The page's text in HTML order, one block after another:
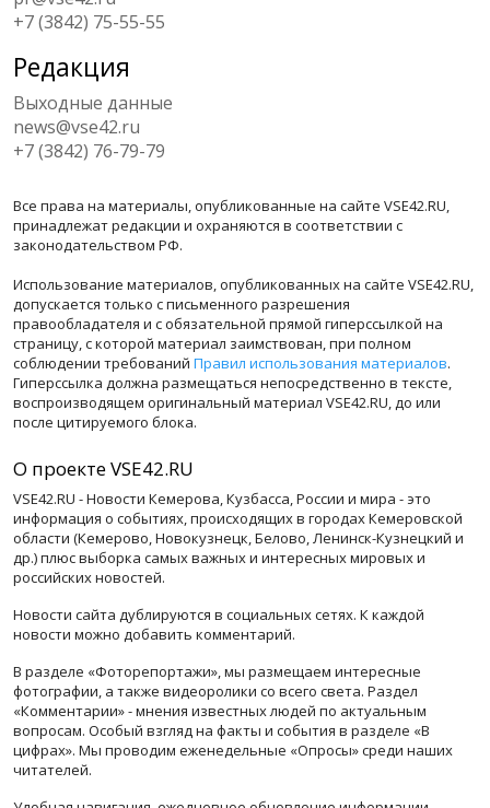
+7 (3842) 75-55-55
Редакция
Выходные данные
news@vse42.ru
+7 (3842) 76-79-79
Все права на материалы, опубликованные на сайте VSE42.RU,
принадлежат редакции и охраняются в соответствии с
законодательством РФ.
Использование материалов, опубликованных на сайте VSE42.RU,
допускается только с письменного разрешения
правообладателя и с обязательной прямой гиперссылкой на
страницу, с которой материал заимствован, при полном
соблюдении требований Правил использования материалов.
Гиперссылка должна размещаться непосредственно в тексте,
воспроизводящем оригинальный материал VSE42.RU, до или
после цитируемого блока.
О проекте VSE42.RU
VSE42.RU - Новости Кемерова, Кузбасса, России и мира - это
информация о событиях, происходящих в городах Кемеровской
области (Кемерово, Новокузнецк, Белово, Ленинск-Кузнецкий и
др.) плюс выборка самых важных и интересных мировых и
российских новостей.
Новости сайта дублируются в социальных сетях. К каждой
новости можно добавить комментарий.
В разделе «Фоторепортажи», мы размещаем интересные
фотографии, а также видеоролики со всего света. Раздел
«Комментарии» - мнения известных людей по актуальным
вопросам. Особый взгляд на факты и события в разделе «В
цифрах». Мы проводим еженедельные «Опросы» среди наших
читателей.